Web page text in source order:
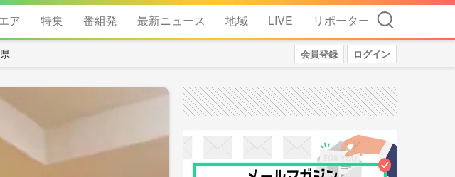
ア 特集 番組発 最新ニュース 地域 LIVE リポーター 検索
会員登録 ログイン